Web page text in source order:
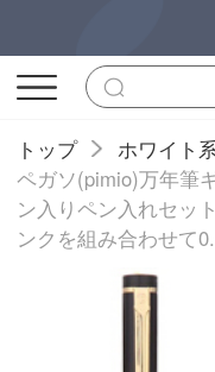
トップ
ホワイト
ペガソ(pimio)万年筆
ン入りペン入れセッ
ンクを組み合わせて